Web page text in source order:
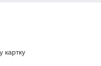
картку